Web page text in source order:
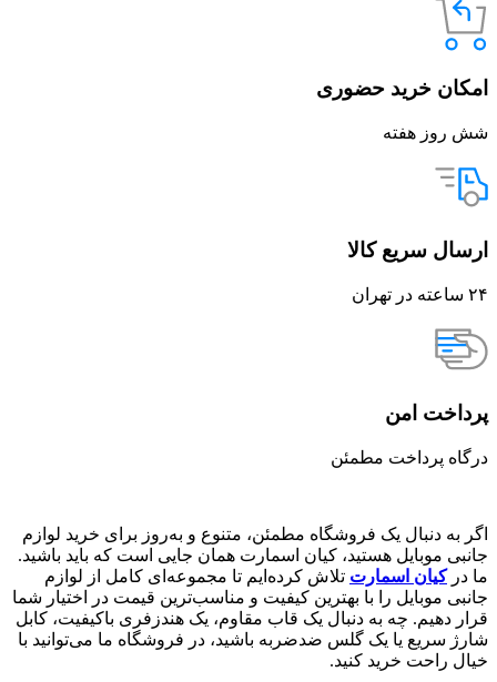
امکان خرید حضوری
شش روز هفته
ارسال سریع کالا
۲۴ ساعته در تهران
پرداخت امن
درگاه پرداخت مطمئن
اگر به دنبال یک فروشگاه مطمئن، متنوع و به‌روز برای خرید لوازم
جانبی موبایل هستید، کیان اسمارت همان جایی است که باید باشید.
ما درکیان اسمارت تلاش کرده‌ایم تا مجموعه‌ای کامل از لوازم
جانبی موبایل را با بهترین کیفیت و مناسب‌ترین قیمت در اختیار شما
قرار دهیم. چه به دنبال یک قاب مقاوم، یک هندزفری باکیفیت، کابل
شارژ سریع یا یک گلس ضدضربه باشید، در فروشگاه ما می‌توانید با
خیال راحت خرید کنید.